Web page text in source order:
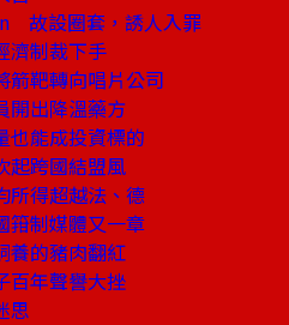
故設圈套，誘人入罪
制裁下手
靶轉向唱片公司
出降溫藥方
能成投資標的
跨國結盟風
得超越法、德
制媒體又一章
的豬肉翻紅
年聲譽大挫
思